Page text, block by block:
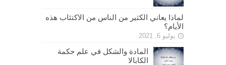
لماذا يعاني الكثير من الناس من الاكتئاب هذه
الأيام؟
يوليو 6, 2021
المادة والشكل في علم حكمة
الكابالا